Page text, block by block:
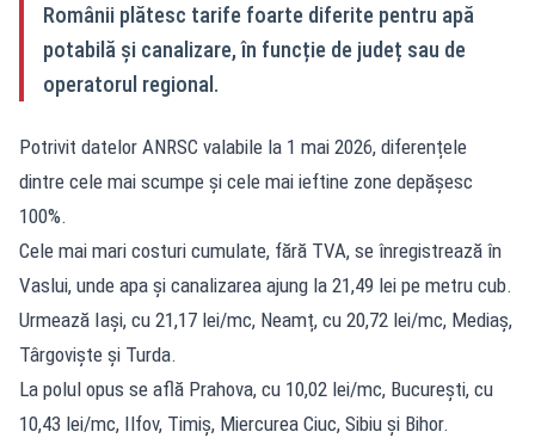
Românii plătesc tarife foarte diferite pentru apă
potabilă și canalizare, în funcție de județ sau de
operatorul regional.
Potrivit datelor ANRSC valabile la 1 mai 2026, diferențele
dintre cele mai scumpe și cele mai ieftine zone depășesc
100%.
Cele mai mari costuri cumulate, fără TVA, se înregistrează în
Vaslui, unde apa și canalizarea ajung la 21,49 lei pe metru cub.
Urmează Iași, cu 21,17 lei/mc, Neamț, cu 20,72 lei/mc, Mediaș,
Târgoviște și Turda.
La polul opus se află Prahova, cu 10,02 lei/mc, București, cu
10,43 lei/mc, Ilfov, Timiș, Miercurea Ciuc, Sibiu și Bihor.